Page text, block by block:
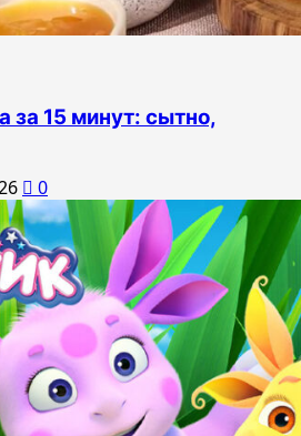
за 15 минут: сытно,
0